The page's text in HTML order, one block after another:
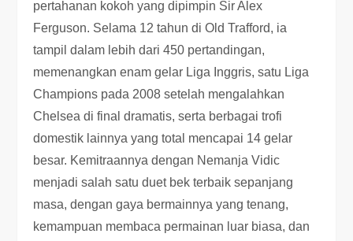
pertahanan kokoh yang dipimpin Sir Alex
Ferguson. Selama 12 tahun di Old Trafford, ia
tampil dalam lebih dari 450 pertandingan,
memenangkan enam gelar Liga Inggris, satu Liga
Champions pada 2008 setelah mengalahkan
Chelsea di final dramatis, serta berbagai trofi
domestik lainnya yang total mencapai 14 gelar
besar. Kemitraannya dengan Nemanja Vidic
menjadi salah satu duet bek terbaik sepanjang
masa, dengan gaya bermainnya yang tenang,
kemampuan membaca permainan luar biasa, dan